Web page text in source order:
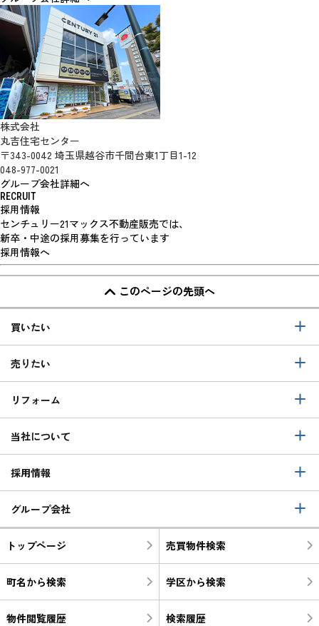
株式会社
丸吉住宅センター
〒343-0042 埼玉県越谷市千間台東1丁目1-12
048-977-0021
グループ会社詳細へ
RECRUIT
採用情報
センチュリー21マックス不動産販売では、
新卒・中途の採用募集を行っています
採用情報へ
このページの先頭へ
買いたい
売りたい
リフォーム
当社について
採用情報
グループ会社
トップページ 売買物件検索
町名から検索 学区から検索
物件閲覧履歴 検索履歴